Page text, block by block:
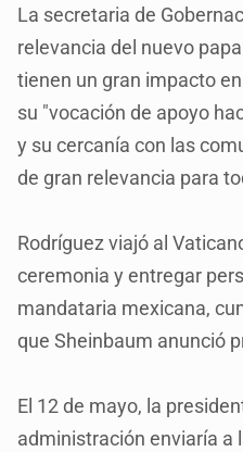
La secretaria de
relevancia del nuevo
tienen un gran impacto
su "vocación de apoyo
y su cercanía con las
de gran relevancia para
Rodríguez viajó al
ceremonia y entregar
mandataria mexicana,
que Sheinbaum anunció
El 12 de mayo, la
administración enviaría a